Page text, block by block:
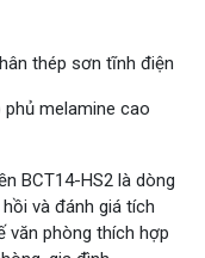
thép sơn tĩnh điện
melamine cao
BCT14-HS2 là dòng
và đánh giá tích
văn phòng thích hợp